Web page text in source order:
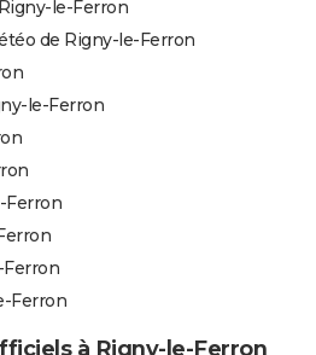
le-Ferron
de Rigny-le-Ferron
le-Ferron
Ferron
Ferron
Ferron
à Rigny-le-Ferron